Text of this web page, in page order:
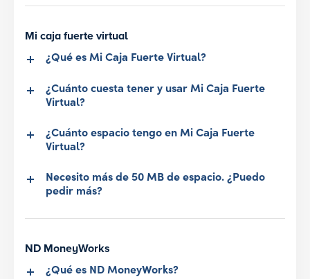
Mi caja fuerte virtual
¿Qué es Mi Caja Fuerte Virtual?
¿Cuánto cuesta tener y usar Mi Caja Fuerte
Virtual?
¿Cuánto espacio tengo en Mi Caja Fuerte
Virtual?
Necesito más de 50 MB de espacio. ¿Puedo
pedir más?
ND MoneyWorks
¿Qué es ND MoneyWorks?